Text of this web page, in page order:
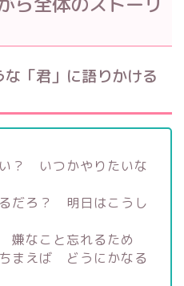
「君」に語りかける
？ いつかやりたいな
だろ？ 明日はこうし
なこと忘れるため
まえば どうにかなる